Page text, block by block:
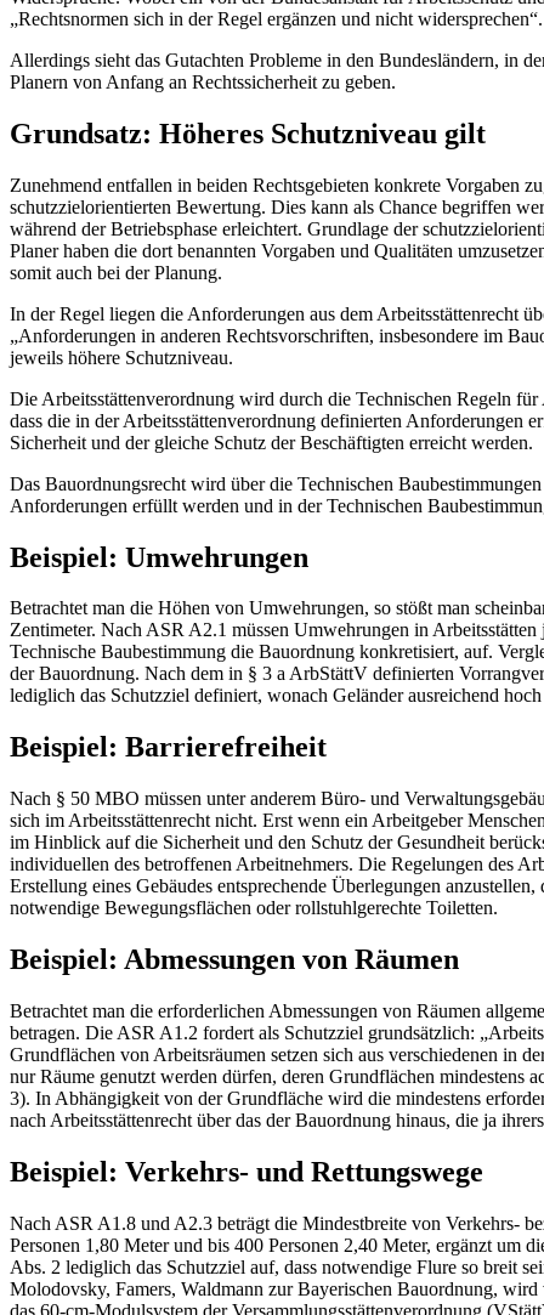
„Rechtsnormen sich in der Regel ergänzen und nicht widersprechen“.
Allerdings sieht das Gutachten Probleme in den Bundesländern, in
Planern von Anfang an Rechtssicherheit zu geben.
Grundsatz: Höheres Schutzniveau gilt
Zunehmend entfallen in beiden Rechtsgebieten konkrete Vorgaben
schutzzielorientierten Bewertung. Dies kann als Chance begriffen
während der Betriebsphase erleichtert. Grundlage der
Planer haben die dort benannten Vorgaben und Qualitäten
somit auch bei der Planung.
In der Regel liegen die Anforderungen aus dem Arbeitsstättenrecht
„Anforderungen in anderen Rechtsvorschriften, insbesondere im
jeweils höhere Schutzniveau.
Die Arbeitsstättenverordnung wird durch die Technischen Regeln
dass die in der Arbeitsstättenverordnung definierten Anforderungen
Sicherheit und der gleiche Schutz der Beschäftigten erreicht werden.
Das Bauordnungsrecht wird über die Technischen
Anforderungen erfüllt werden und in der Technischen
Beispiel: Umwehrungen
Betrachtet man die Höhen von Umwehrungen, so stößt man
Zentimeter. Nach ASR A2.1 müssen Umwehrungen in
Technische Baubestimmung die Bauordnung konkretisiert, auf.
der Bauordnung. Nach dem in § 3 a ArbStättV definierten
lediglich das Schutzziel definiert, wonach Geländer ausreichend
Beispiel: Barrierefreiheit
Nach § 50 MBO müssen unter anderem Büro- und
sich im Arbeitsstättenrecht nicht. Erst wenn ein Arbeitgeber
im Hinblick auf die Sicherheit und den Schutz der Gesundheit
individuellen des betroffenen Arbeitnehmers. Die Regelungen des
Erstellung eines Gebäudes entsprechende Überlegungen
notwendige Bewegungsflächen oder rollstuhlgerechte Toiletten.
Beispiel: Abmessungen von Räumen
Betrachtet man die erforderlichen Abmessungen von Räumen
betragen. Die ASR A1.2 fordert als Schutzziel grundsätzlich:
Grundflächen von Arbeitsräumen setzen sich aus verschiedenen in
nur Räume genutzt werden dürfen, deren Grundflächen mindestens
3). In Abhängigkeit von der Grundfläche wird die mindestens
nach Arbeitsstättenrecht über das der Bauordnung hinaus, die ja
Beispiel: Verkehrs- und Rettungswege
Nach ASR A1.8 und A2.3 beträgt die Mindestbreite von Verkehrs-
Personen 1,80 Meter und bis 400 Personen 2,40 Meter, ergänzt
Abs. 2 lediglich das Schutzziel auf, dass notwendige Flure so breit
Molodovsky, Famers, Waldmann zur Bayerischen Bauordnung,
das 60-cm-Modulsystem der Versammlungsstättenverordnung